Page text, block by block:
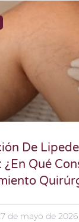
De
¿En Qué
de mayo de 2026